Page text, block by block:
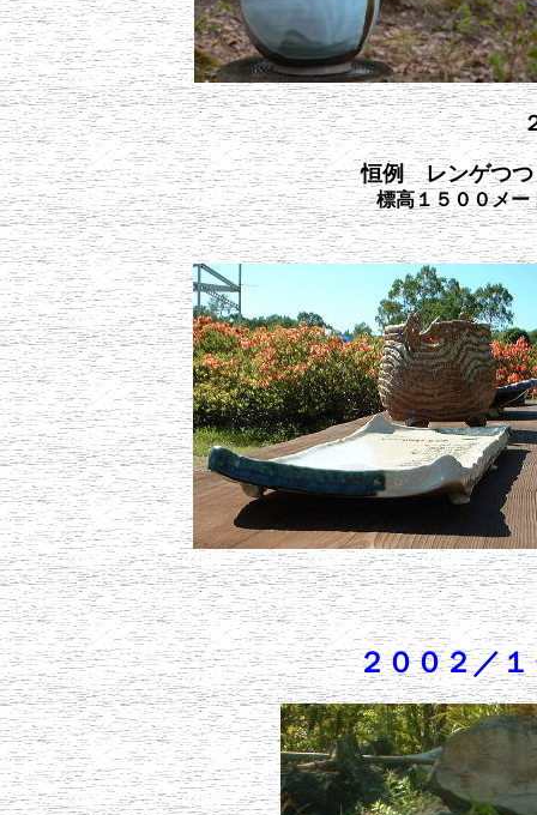
恒例 レンゲつつ
標高１５００メー
２００２／